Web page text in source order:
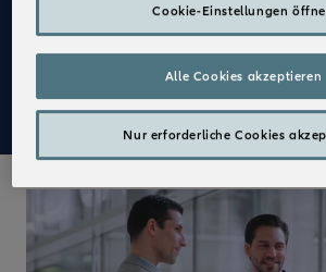
Aufbau einerAltersvorsorge
QualifizierteWeiterbildung
Mehr zu Deinen Vorteilen im Vertrieb
Cookie-Einstellungen
Nur erforderliche Cookies
Alle Cookies akzeptieren